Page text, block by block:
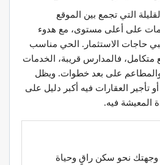
التي تجمع بين الموقع
على أعلى مستوى، مع هدوء
حاجات الاستثمار. الحي مناسب
فالمدارس قريبة، الخدمات
والمطاعم على بعد خطوات. ويظل
تأجير العقارات فيه أكبر دليل على
المعيشة فيه.
نحو سكن راقٍ وحياة